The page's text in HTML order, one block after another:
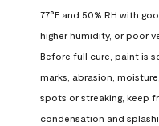
77°F and 50% RH with
higher humidity, or poor
Before full cure, paint is
marks, abrasion,
spots or streaking, keep
condensation and